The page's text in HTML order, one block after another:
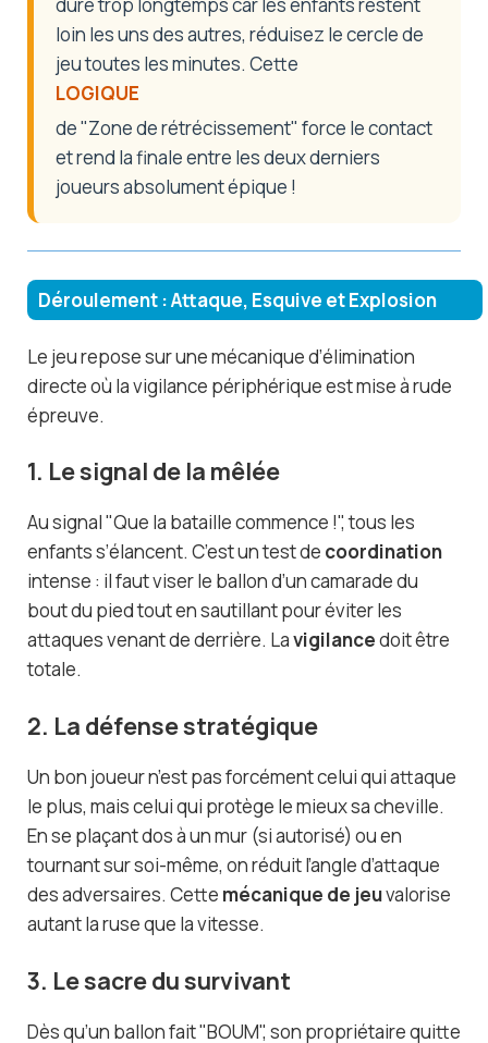
loin les uns des autres, réduisez le cercle de
jeu toutes les minutes. Cette
LOGIQUE
de "Zone de rétrécissement" force le contact
et rend la finale entre les deux derniers
joueurs absolument épique !
Déroulement : Attaque, Esquive et Explosion
Le jeu repose sur une mécanique d’élimination
directe où la vigilance périphérique est mise à rude
épreuve.
1. Le signal de la mêlée
Au signal "Que la bataille commence !", tous les
enfants s’élancent. C’est un test de coordination
intense : il faut viser le ballon d’un camarade du
bout du pied tout en sautillant pour éviter les
attaques venant de derrière. Lavigilancedoit être
totale.
2. La défense stratégique
Un bon joueur n’est pas forcément celui qui attaque
le plus, mais celui qui protège le mieux sa cheville.
En se plaçant dos à un mur (si autorisé) ou en
tournant sur soi-même, on réduit l’angle d’attaque
des adversaires. Cette mécanique de jeuvalorise
autant la ruse que la vitesse.
3. Le sacre du survivant
Dès qu’un ballon fait "BOUM", son propriétaire quitte